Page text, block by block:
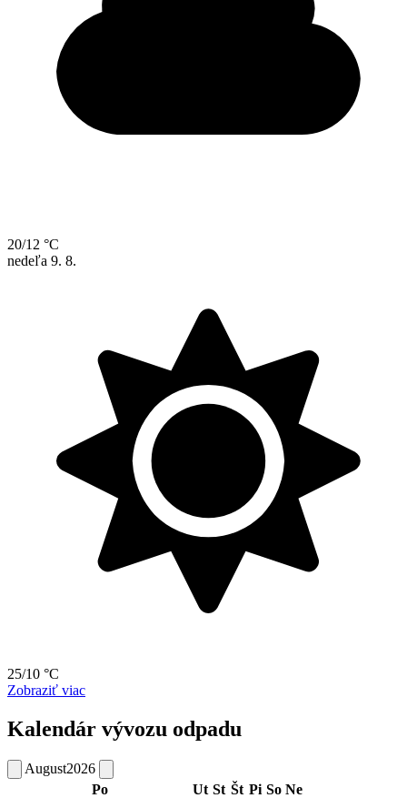
20/12 °C
nedeľa 9. 8.
25/10 °C
Zobraziť viac
Kalendár vývozu odpadu
August2026
Po
Ut St Št Pi So Ne